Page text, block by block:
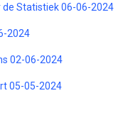
de Statistiek 06-06-2024
2024
02-06-2024
05-05-2024